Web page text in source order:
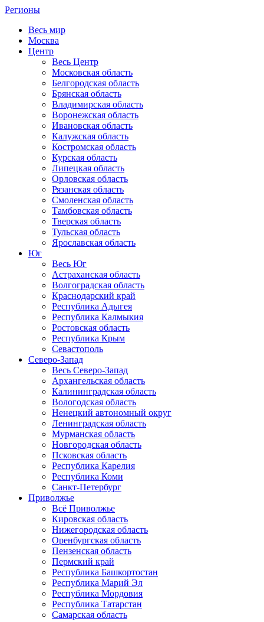
Регионы
Весь мир
Москва
Центр
Весь Центр
Московская область
Белгородская область
Брянская область
Владимирская область
Воронежская область
Ивановская область
Калужская область
Костромская область
Курская область
Липецкая область
Орловская область
Рязанская область
Смоленская область
Тамбовская область
Тверская область
Тульская область
Ярославская область
Юг
Весь Юг
Астраханская область
Волгоградская область
Краснодарский край
Республика Адыгея
Республика Калмыкия
Ростовская область
Республика Крым
Севастополь
Северо-Запад
Весь Северо-Запад
Архангельская область
Калининградская область
Вологодская область
Ненецкий автономный округ
Ленинградская область
Мурманская область
Новгородская область
Псковская область
Республика Карелия
Республика Коми
Санкт-Петербург
Приволжье
Всё Приволжье
Кировская область
Нижегородская область
Оренбургская область
Пензенская область
Пермский край
Республика Башкортостан
Республика Марий Эл
Республика Мордовия
Республика Татарстан
Самарская область